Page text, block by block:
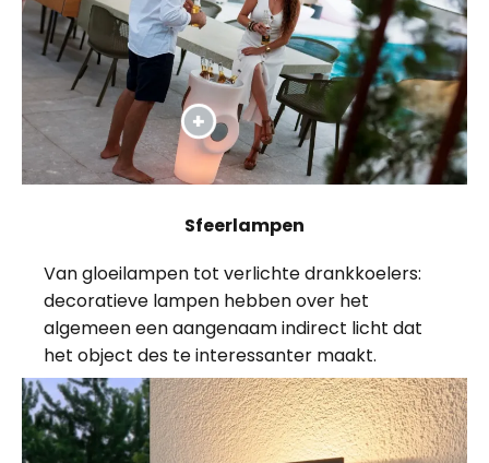
Sfeerlampen
Van gloeilampen tot verlichte drankkoelers:
decoratieve lampen hebben over het
algemeen een aangenaam indirect licht dat
het object des te interessanter maakt.